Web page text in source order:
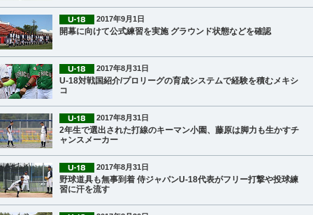
2017年9月1日
開幕に向けて公式練習を実施 グラウンド状態などを確認
2017年8月31日
U-18対戦国紹介/プロリーグの育成システムで経験を積むメキシ
コ
2017年8月31日
2年生で選出された打線のキーマン小園、藤原は脚力も生かすチ
ャンスメーカー
2017年8月31日
野球道具も無事到着 侍ジャパンU-18代表がフリー打撃や投球練
習に汗を流す